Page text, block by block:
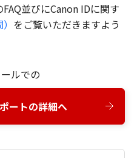
並びにCanon IDに関す
をご覧いただきますよう
ルでの
ートの詳細へ